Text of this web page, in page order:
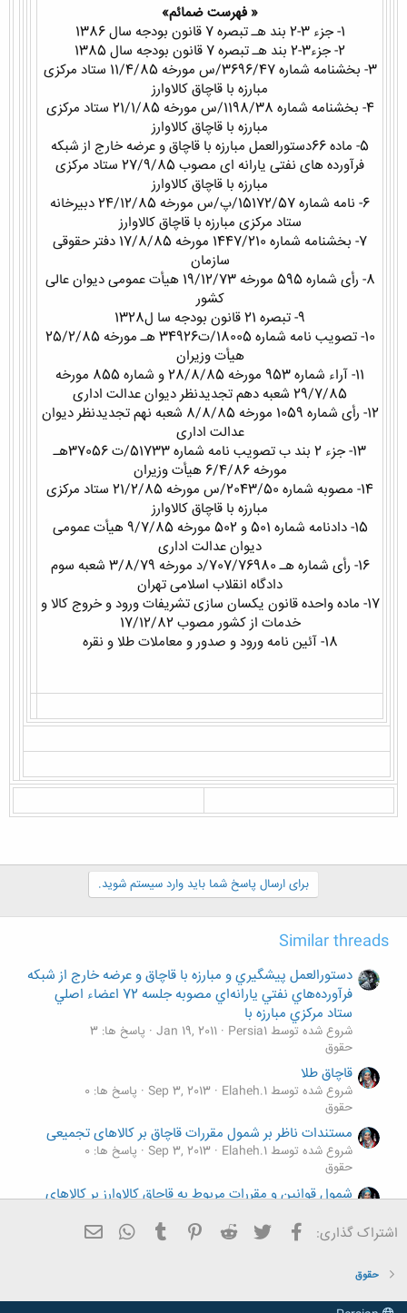
« فهرست ضمائم»
1- جزء 3-2 بند هـ تبصره 7 قانون بودجه سال 1386
2- جزء‌3-2 بند هـ تبصره 7 قانون بودجه سال 1385
3- بخشنامه شماره 3696/47/س مورخه 11/4/85 ستاد مرکزی
مبارزه با قاچاق کالاوارز
4- بخشنامه شماره 1198/38/س مورخه 21/1/85 ستاد مرکزی
مبارزه با قاچاق کالاوارز
5- ماده 66دستورالعمل مبارزه با قاچاق و عرضه خارج از شبکه
فرآورده های نفتی یارانه ای مصوب 27/9/85 ستاد مرکزی
مبارزه با قاچاق کالاوارز
6- نامه شماره 15172/57/پ/س مورخه 24/12/85 دبیرخانه
ستاد مرکزی مبارزه با قاچاق کالاوارز
7- بخشنامه شماره 1447/210 مورخه 17/8/85 دفتر حقوقی
سازمان
8- رأی شماره 595 مورخه 19/12/73 هیأت عمومی دیوان عالی
کشور
9- تبصره 21 قانون بودجه سا ل1328
10- تصویب نامه شماره 18005/ت34926 هـ مورخه 25/2/85
هیأت وزیران
11- آراء شماره 953 مورخه 28/8/85 و شماره 855 مورخه
29/7/85 شعبه دهم تجدیدنظر دیوان عدالت اداری
12- رأی شماره 1059 مورخه 8/8/85 شعبه نهم تجدیدنظر دیوان
عدالت اداری
13- جزء‌ 2 بند ب تصویب نامه شماره 51733/ت 37056هـ
مورخه 6/4/86 هیأت وزیران
14- مصوبه شماره 2043/50/س مورخه 21/2/85 ستاد مرکزی
مبارزه با قاچاق کالاوارز
15- دادنامه شماره 501 و 502 مورخه 9/7/85 هیأت عمومی
دیوان عدالت اداری
16- رأی شماره هـ 707/76980/د مورخه 3/8/79 شعبه سوم
دادگاه انقلاب اسلامی تهران
17- ماده واحده قانون یکسان سازی تشریفات ورود و خروج کالا و
خدمات از کشور مصوب 17/12/82
18- آئین نامه ورود و صدور و معاملات طلا و نقره
برای ارسال پاسخ شما باید وارد سیستم شوید.
Similar threads
دستورالعمل پيشگيري و مبارزه با قاچاق و عرضه خارج از شبكه
فرآورده‌هاي نفتي يارانه‌اي مصوبه جلسه 72 اعضاء اصلي
ستاد مركزي مبارزه با
شروع شده توسط Persia1 Jan 19, 2011 پاسخ ها: 3
حقوق
قاچاق طلا
شروع شده توسط Elaheh.1 Sep 3, 2013 پاسخ ها: 0
حقوق
مستندات ناظر بر شمول مقررات قاچاق بر کالاهای تجمیعی
شروع شده توسط Elaheh.1 Sep 3, 2013 پاسخ ها: 0
حقوق
شمول قوانین و مقررات مربوط به قاچاق کالاوارز بر کالاهای
شروع شده توسط Elaheh.1 Sep 3, 2013
پاسخ ها: 0
حقوق
حقوق
اشتراک گذاری: فیسبوک تویتر Reddit
Pinterest
Tumblr
WhatsApp
حقوق